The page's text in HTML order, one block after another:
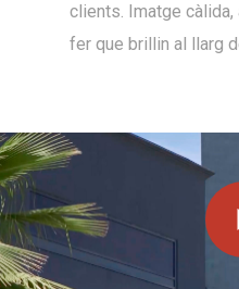
clients. Imatge
fer que brillin al llarg